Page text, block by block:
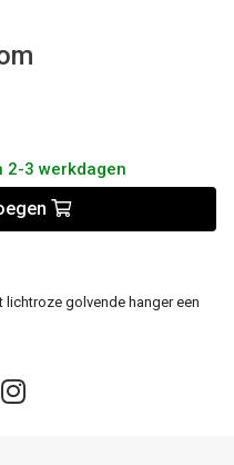
2-3 werkdagen
golvende hanger een